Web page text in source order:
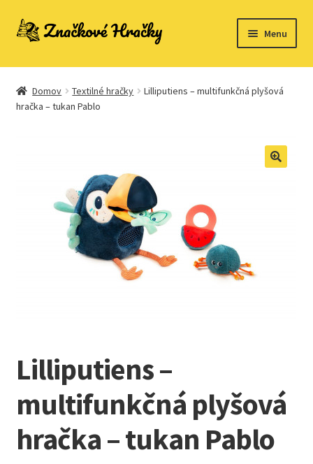
Preskočiť
Preskočiť
Menu
Domovská stránka
Kontakt
Domov Textilné hračky
Lilliputiens – multifunkčná plyšová
hračka – tukan Pablo
Lilliputiens –
multifunkčná plyšová
hračka – tukan Pablo